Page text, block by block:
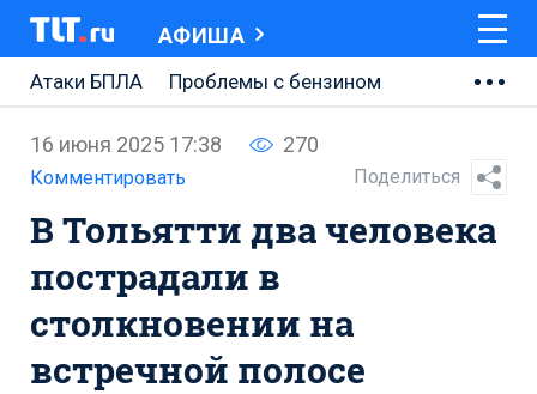
АФИША
Атаки БПЛА
Проблемы с бензином
Ремонт Центральной площади
Ремонт Обводного шоссе
Набережная Тольятти
Неделя Тольятти
16 июня 2025 17:38 270
Комментировать Поделиться
В Тольятти два человека
пострадали в
столкновении на
встречной полосе